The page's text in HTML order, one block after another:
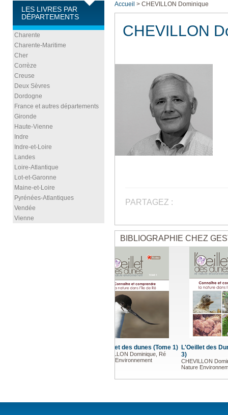
LES LIVRES PAR
DÉPARTEMENTS
Charente
Charente-Maritime
Cher
Corrèze
Creuse
Deux Sèvres
Dordogne
France et autres départements
Gironde
Haute-Vienne
Indre
Indre-et-Loire
Landes
Loire-Atlantique
Lot-et-Garonne
Maine-et-Loire
Pyrénées-Atlantiques
Vendée
Vienne
Accueil > CHEVILLON Dominique
CHEVILLON
PARTAGEZ :
BIBLIOGRAPHIE CHEZ
L'Oeillet des Dunes (Tome
3)
CHEVILLON Dominique, Ré
Les